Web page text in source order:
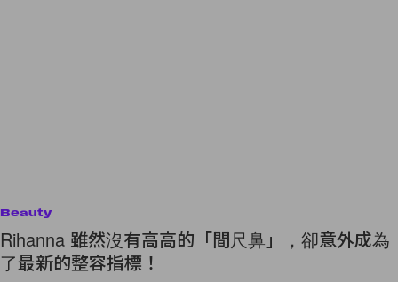
Beauty
Rihanna 雖然沒有高高的「間尺鼻」，卻意外成為
了最新的整容指標！